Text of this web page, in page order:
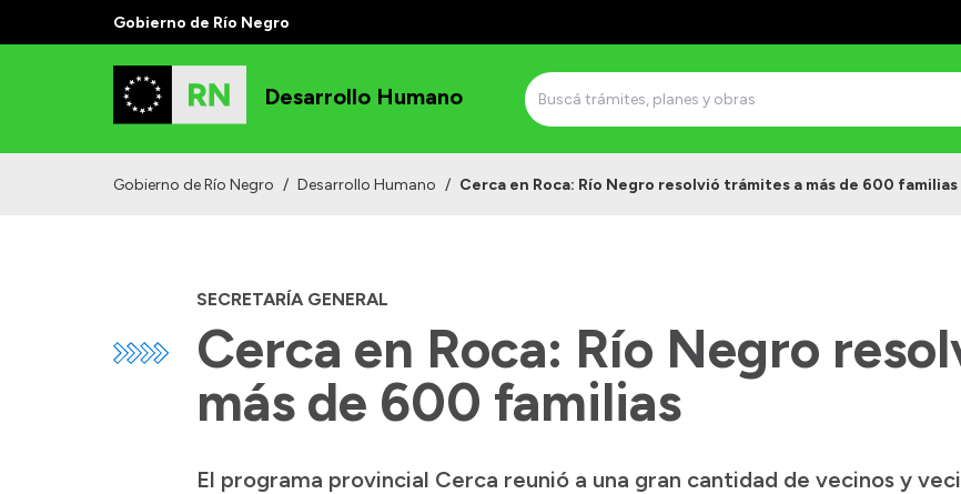
Gobierno de Río Negro
Desarrollo Humano
Gobierno de Río Negro / Desarrollo Humano / Cerca en Roca: Río Negro resolvió trámites a más de 600 familias
SECRETARÍA GENERAL
Cerca en Roca: Río Negro
más de 600 familias
El programa provincial Cerca reunió a una gran cantidad de vecinos y